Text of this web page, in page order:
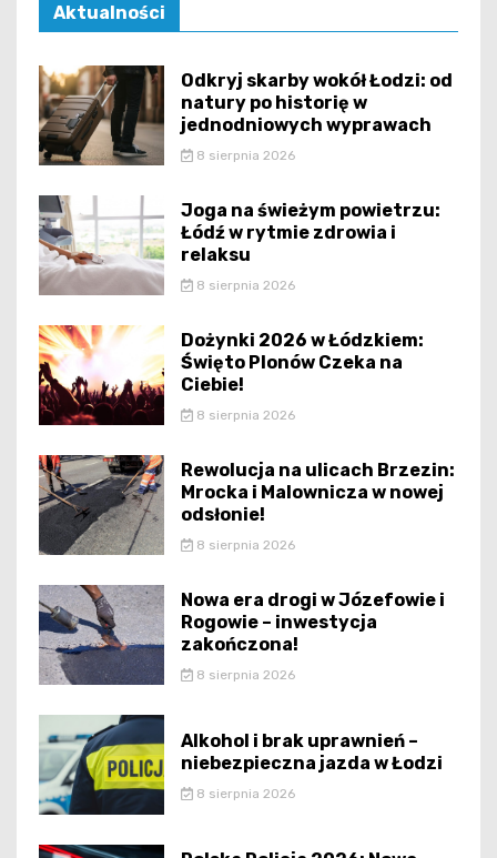
Aktualności
Odkryj skarby wokół Łodzi: od
natury po historię w
jednodniowych wyprawach
8 sierpnia 2026
Joga na świeżym powietrzu:
Łódź w rytmie zdrowia i
relaksu
8 sierpnia 2026
Dożynki 2026 w Łódzkiem:
Święto Plonów Czeka na
Ciebie!
8 sierpnia 2026
Rewolucja na ulicach Brzezin:
Mrocka i Malownicza w nowej
odsłonie!
8 sierpnia 2026
Nowa era drogi w Józefowie i
Rogowie – inwestycja
zakończona!
8 sierpnia 2026
Alkohol i brak uprawnień –
niebezpieczna jazda w Łodzi
8 sierpnia 2026